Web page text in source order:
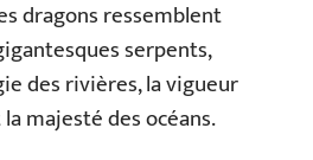
dragons ressemblent
serpents,
des rivières, la vigueur
majesté des océans.